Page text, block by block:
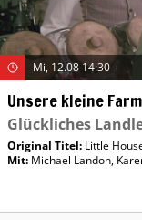
Mi, 12.08 14:30
Unsere kleine Farm
Glückliches
Original Titel: Little
Mit: Michael Landon,